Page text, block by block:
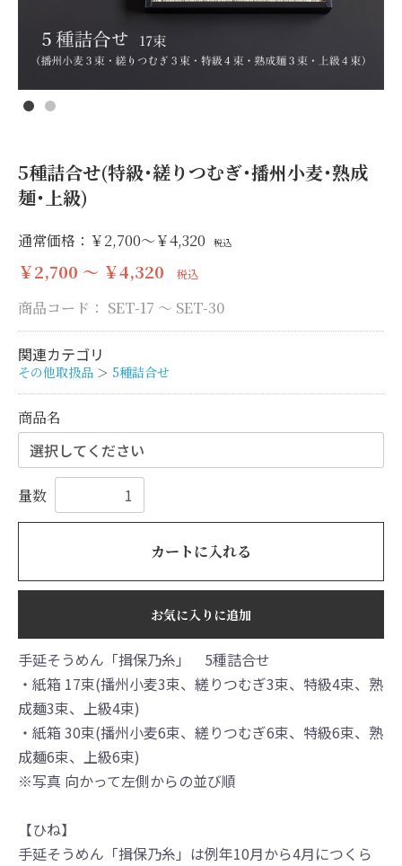
5種詰合せ(特級･縒りつむぎ･播州小麦･熟成
麺･上級)
通常価格： ￥2,700～￥4,320 税込
￥2,700 ～ ￥4,320 税込
商品コード： SET-17 ～ SET-30
関連カテゴリ
その他取扱品 ＞ 5種詰合せ
商品名
量数
カートに入れる
お気に入りに追加
手延そうめん「揖保乃糸」 5種詰合せ
・紙箱 17束(播州小麦3束、縒りつむぎ3束、特級4束、熟
成麺3束、上級4束)
・紙箱 30束(播州小麦6束、縒りつむぎ6束、特級6束、熟
成麺6束、上級6束)
※写真 向かって左側からの並び順
【ひね】
⼿延そうめん「揖保乃⽷」は例年10⽉から4⽉につくら